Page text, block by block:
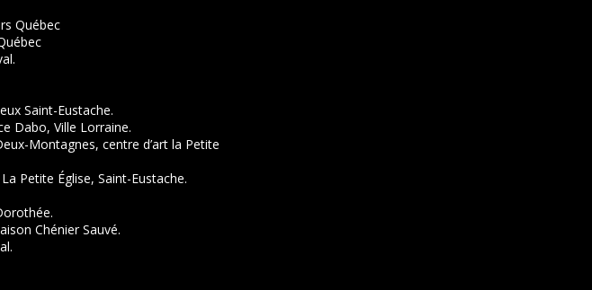
Québec
Saint-Eustache.
Dabo, Ville Lorraine.
Montagnes, centre d’art la Petite
Petite Église, Saint-Eustache.
Chénier Sauvé.